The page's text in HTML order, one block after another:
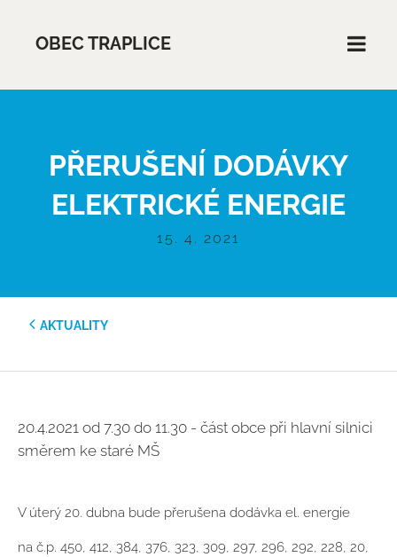
OBEC TRAPLICE
PŘERUŠENÍ DODÁVKY
ELEKTRICKÉ ENERGIE
15. 4. 2021
AKTUALITY
20.4.2021 od 7.30 do 11.30 - část obce při hlavní silnici
směrem ke staré MŠ
V úterý 20. dubna bude přerušena dodávka el. energie
na č.p. 450, 412, 384, 376, 323, 309, 297, 296, 292, 228, 20,